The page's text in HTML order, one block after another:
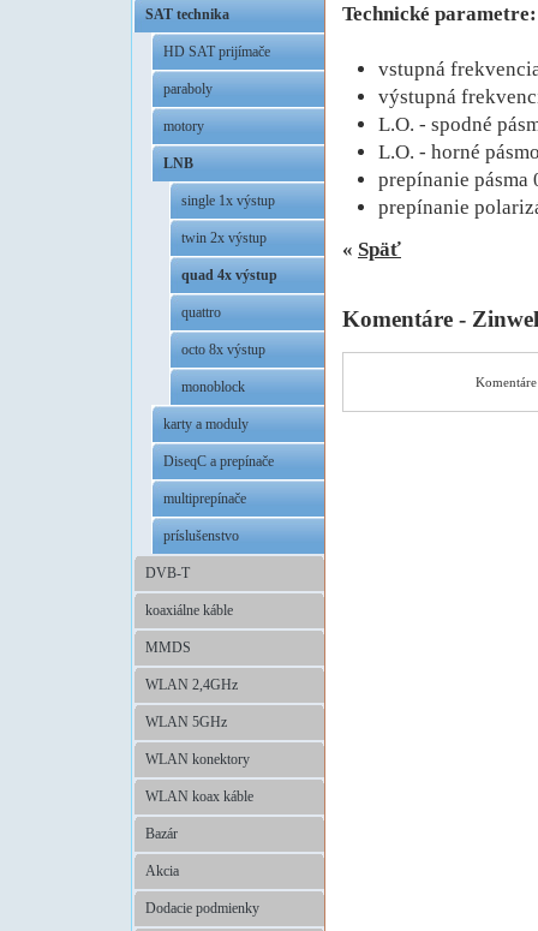
SAT technika
HD SAT prijímače
paraboly
motory
LNB
single 1x výstup
twin 2x výstup
quad 4x výstup
quattro
octo 8x výstup
monoblock
karty a moduly
DiseqC a prepínače
multiprepínače
príslušenstvo
DVB-T
koaxiálne káble
MMDS
WLAN 2,4GHz
WLAN 5GHz
WLAN konektory
WLAN koax káble
Bazár
Akcia
Dodacie podmienky
Technické parametre:
vstupná
výstupná
L.O. - spodné
L.O. - horné
prepínanie pásma
prepínanie
« Späť
Komentáre -